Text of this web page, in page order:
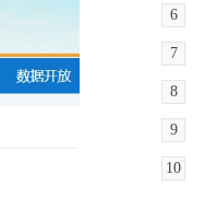
6
7
8
9
10